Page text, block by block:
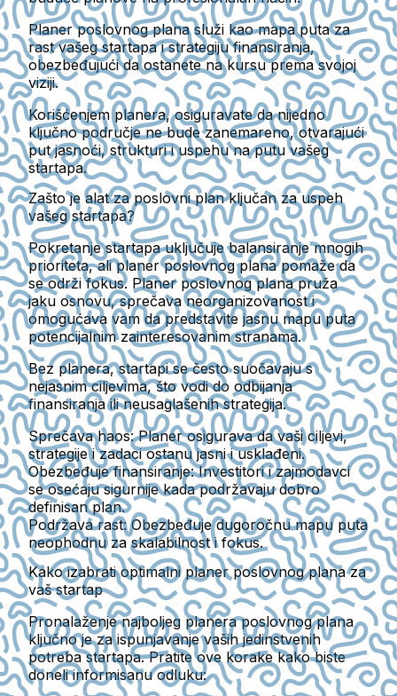
Planer poslovnog plana služi kao mapa puta za
rast vašeg startapa i strategiju finansiranja,
obezbeđujući da ostanete na kursu prema svojoj
viziji.
Korišćenjem planera, osiguravate da nijedno
ključno područje ne bude zanemareno, otvarajući
put jasnoći, strukturi i uspehu na putu vašeg
startapa.
Zašto je alat za poslovni plan ključan za uspeh
vašeg startapa?
Pokretanje startapa uključuje balansiranje mnogih
prioriteta, ali planer poslovnog plana pomaže da
se održi fokus. Planer poslovnog plana pruža
jaku osnovu, sprečava neorganizovanost i
omogućava vam da predstavite jasnu mapu puta
potencijalnim zainteresovanim stranama.
Bez planera, startapi se često suočavaju s
nejasnim ciljevima, što vodi do odbijanja
finansiranja ili neusaglašenih strategija.
Sprečava haos:Planer osigurava da vaši ciljevi,
strategije i zadaci ostanu jasni i usklađeni.
Obezbeđuje finansiranje:Investitori i zajmodavci
se osećaju sigurnije kada podržavaju dobro
definisan plan.
Podržava rast:Obezbeđuje dugoročnu mapu puta
neophodnu za skalabilnost i fokus.
Kako izabrati optimalni planer poslovnog plana za
vaš startap
Pronalaženje najboljeg planera poslovnog plana
ključno je za ispunjavanje vaših jedinstvenih
potreba startapa. Pratite ove korake kako biste
doneli informisanu odluku: